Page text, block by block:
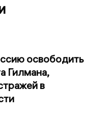
освободить
Гилмана,
в